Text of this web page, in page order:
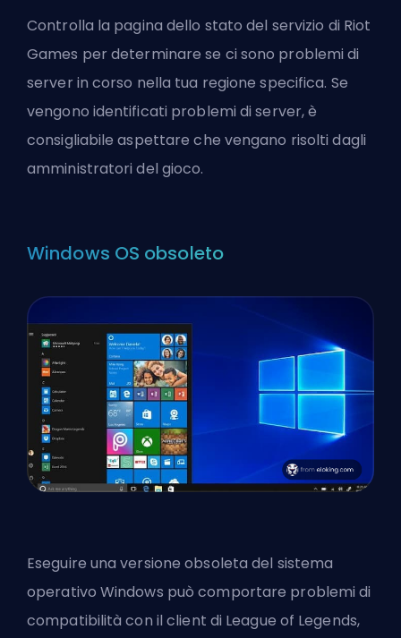
Controlla la pagina dello stato del servizio di Riot
Games per determinare se ci sono problemi di
server in corso nella tua regione specifica. Se
vengono identificati problemi di server, è
consigliabile aspettare che vengano risolti dagli
amministratori del gioco.
Windows OS obsoleto
Eseguire una versione obsoleta del sistema
operativo Windows può comportare problemi di
compatibilità con il client di League of Legends,